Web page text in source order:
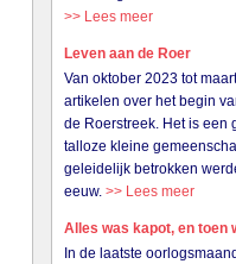
>> Lees meer
Leven aan de Roer
Van oktober 2023 tot
artikelen over het begin
de Roerstreek. Het is een
talloze kleine
geleidelijk betrokken
eeuw.>> Lees meer
Alles was kapot, en toen
In de laatste